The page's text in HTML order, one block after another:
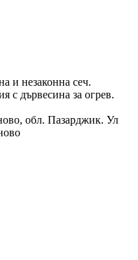
и незаконна сеч.
с дървесина за огрев.
обл. Пазарджик. Ул